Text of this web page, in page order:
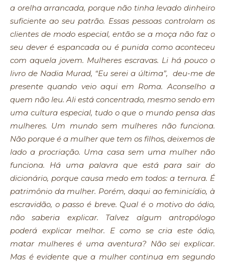
a orelha arrancada, porque não tinha levado dinheiro
suficiente ao seu patrão. Essas pessoas controlam os
clientes de modo especial, então se a moça não faz o
seu dever é espancada ou é punida como aconteceu
com aquela jovem. Mulheres escravas. Li há pouco o
livro de Nadia Murad, “Eu serei a última”, deu-me de
presente quando veio aqui em Roma. Aconselho a
quem não leu. Ali está concentrado, mesmo sendo em
uma cultura especial, tudo o que o mundo pensa das
mulheres. Um mundo sem mulheres não funciona.
Não porque é a mulher que tem os filhos, deixemos de
lado a procriação. Uma casa sem uma mulher não
funciona. Há uma palavra que está para sair do
dicionário, porque causa medo em todos: a ternura. É
patrimônio da mulher. Porém, daqui ao feminicídio, à
escravidão, o passo é breve. Qual é o motivo do ódio,
não saberia explicar. Talvez algum antropólogo
poderá explicar melhor. E como se cria este ódio,
matar mulheres é uma aventura? Não sei explicar.
Mas é evidente que a mulher continua em segundo